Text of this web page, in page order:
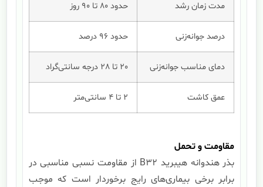
مدت زمان رشد حدود 80 تا 90 روز
درصد جوانه‌زنی حدود 96 درصد
دمای مناسب جوانه‌زنی 20 تا 28 درجه سانتی‌گراد
عمق کاشت 2 تا 4 سانتی‌متر
مقاومت و تحمل
بذر هندوانه هیبرید B32 از مقاومت نسبی مناسبی در
برابر برخی بیماری‌های رایج برخوردار است که موجب